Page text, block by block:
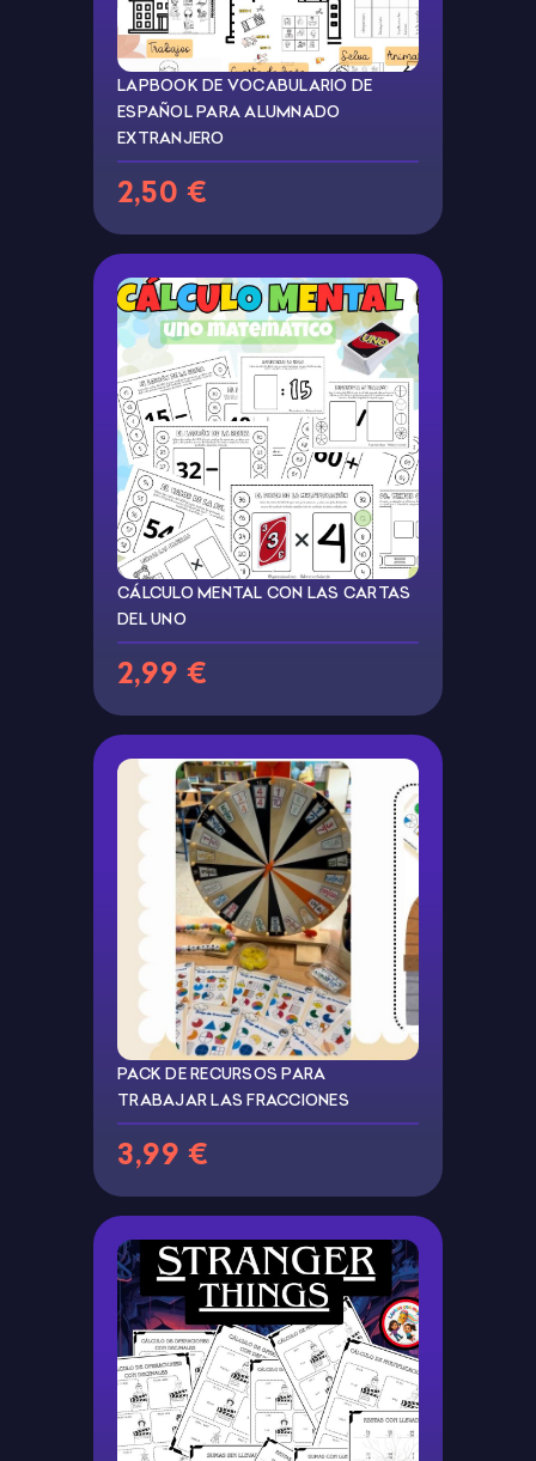
LAPBOOK DE VOCABULARIO DE
ESPAÑOL PARA ALUMNADO
EXTRANJERO
2,50 €
CÁLCULO MENTAL CON LAS CARTAS
DEL UNO
2,99 €
PACK DE RECURSOS PARA
TRABAJAR LAS FRACCIONES
3,99 €